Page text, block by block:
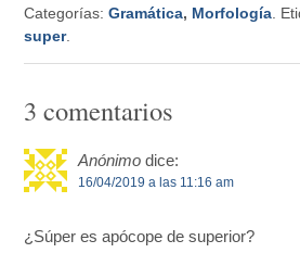
Categorías:Gramática, Morfología .
super.
3 comentarios
Anónimo dice:
16/04/2019 a las 11:16 am
¿Súper es apócope de superior?